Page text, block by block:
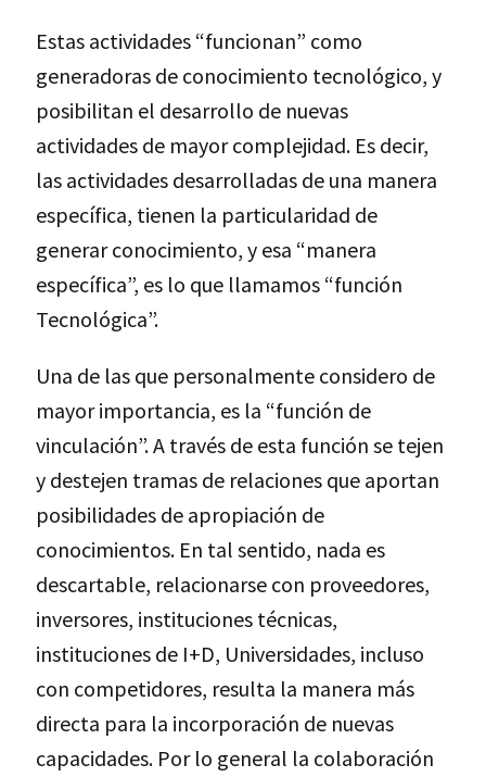
Estas actividades “funcionan” como
generadoras de conocimiento tecnológico, y
posibilitan el desarrollo de nuevas
actividades de mayor complejidad. Es decir,
las actividades desarrolladas de una manera
específica, tienen la particularidad de
generar conocimiento, y esa “manera
específica”, es lo que llamamos “función
Tecnológica”.
Una de las que personalmente considero de
mayor importancia, es la “función de
vinculación”. A través de esta función se tejen
y destejen tramas de relaciones que aportan
posibilidades de apropiación de
conocimientos. En tal sentido, nada es
descartable, relacionarse con proveedores,
inversores, instituciones técnicas,
instituciones de I+D, Universidades, incluso
con competidores, resulta la manera más
directa para la incorporación de nuevas
capacidades. Por lo general la colaboración